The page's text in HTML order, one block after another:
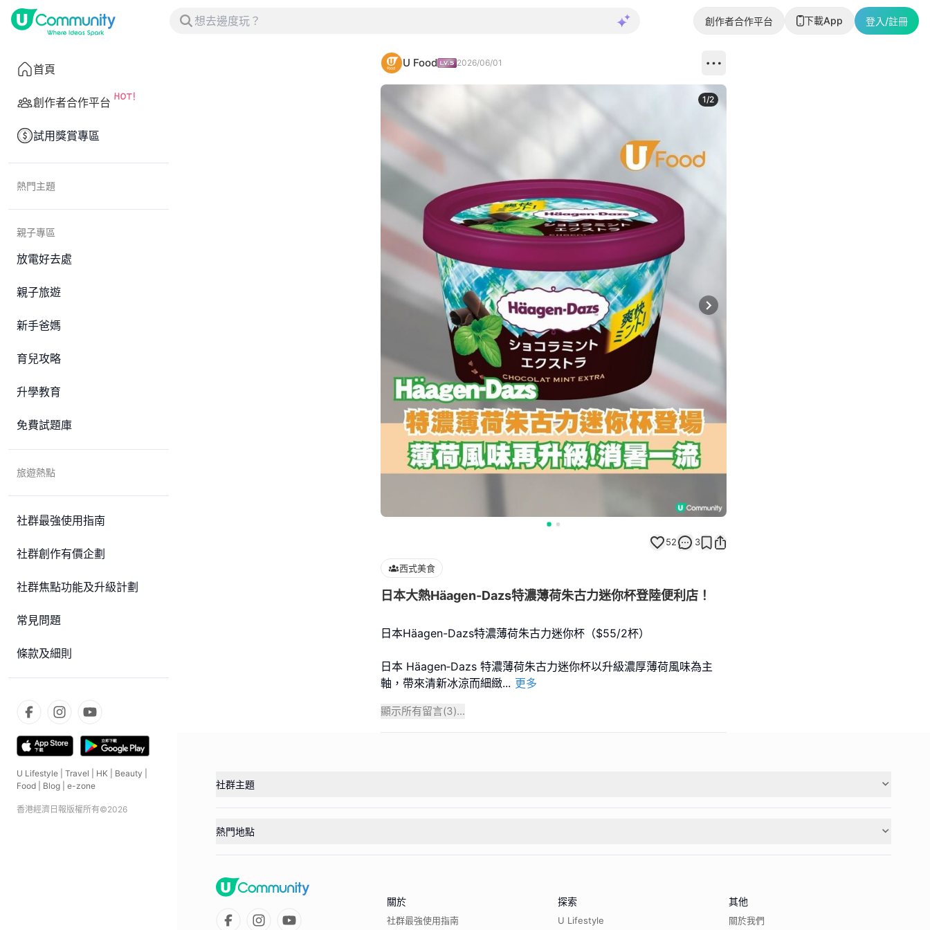
創作者合作平台 下載App 登入/註冊
首頁
創作者合作平台
試用獎賞專區
熱門主題
親子專區
放電好去處
親子旅遊
新手爸媽
育兒攻略
升學教育
免費試題庫
旅遊熱點
社群最強使用指南
社群創作有價企劃
社群焦點功能及升級計劃
常見問題
條款及細則
U Lifestyle Travel HK Beauty
Food
Blog e-zone
香港經濟日報版權所有©2026
U Food 2026/06/01
Next slide
1/2
52 3
西式美食
日本大熱Häagen-Dazs特濃薄荷朱古力迷你杯登陸便利店！
日本Häagen-Dazs特濃薄荷朱古力迷你杯（$55/2杯）
日本 Häagen‑Dazs 特濃薄荷朱古力迷你杯以升級濃厚薄荷風味為主
軸，帶來清新冰涼而細緻... 更多
顯示所有留言(3)...
社群主題
熱門地點
關於
社群最強使用指南
探索
U Lifestyle
其他
關於我們